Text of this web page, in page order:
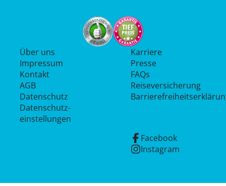
Über uns
Impressum
Kontakt
AGB
Datenschutz
Datenschutz­
einstellungen
Karriere
Presse
FAQs
Reiseversicherung
Facebook
Instagram